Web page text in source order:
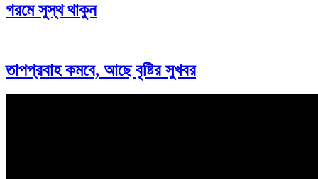
গরমে সুস্থ থাকুন
তাপপ্রবাহ কমবে, আছে বৃষ্টির সুখবর